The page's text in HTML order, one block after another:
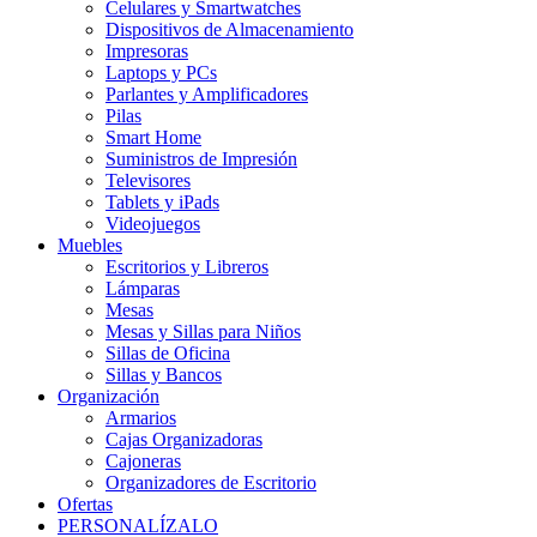
Celulares y Smartwatches
Dispositivos de Almacenamiento
Impresoras
Laptops y PCs
Parlantes y Amplificadores
Pilas
Smart Home
Suministros de Impresión
Televisores
Tablets y iPads
Videojuegos
Muebles
Escritorios y Libreros
Lámparas
Mesas
Mesas y Sillas para Niños
Sillas de Oficina
Sillas y Bancos
Organización
Armarios
Cajas Organizadoras
Cajoneras
Organizadores de Escritorio
Ofertas
PERSONALÍZALO